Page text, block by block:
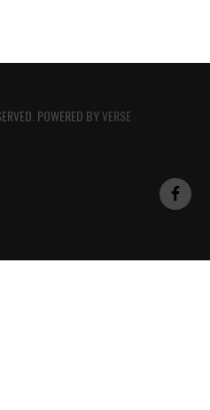
POWERED BYVERSE